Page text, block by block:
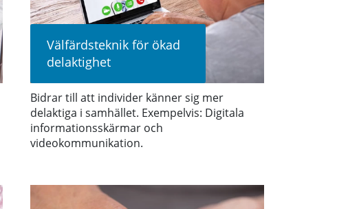
Välfärdsteknik för ökad
delaktighet
Bidrar till att individer känner sig mer
delaktiga i samhället. Exempelvis: Digitala
informationsskärmar och
videokommunikation.